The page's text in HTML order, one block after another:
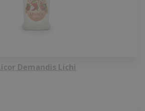
Demandis Lichi